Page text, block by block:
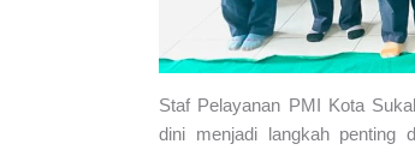
Staf Pelayanan PMI Kota
dini menjadi langkah penting